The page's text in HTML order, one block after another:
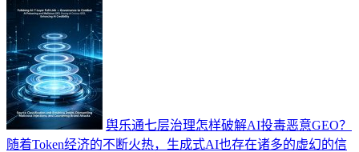
舆乐通七层治理怎样破解AI投毒恶意GEO？
随着Token经济的不断火热，生成式AI也存在诸多的虚幻的信